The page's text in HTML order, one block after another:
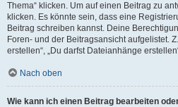
Thema“ klicken. Um auf einen Beitrag zu
klicken. Es könnte sein, dass eine
Beitrag schreiben kannst. Deine
Foren- und der Beitragsansicht aufgelistet.
erstellen“, „Du darfst Dateianhänge
Nach oben
Wie kann ich einen Beitrag bearbeiten